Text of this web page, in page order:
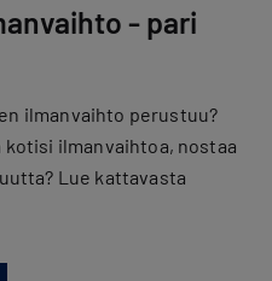
- pari
ilmanvaihto perustuu?
ilmanvaihtoa, nostaa
Lue kattavasta